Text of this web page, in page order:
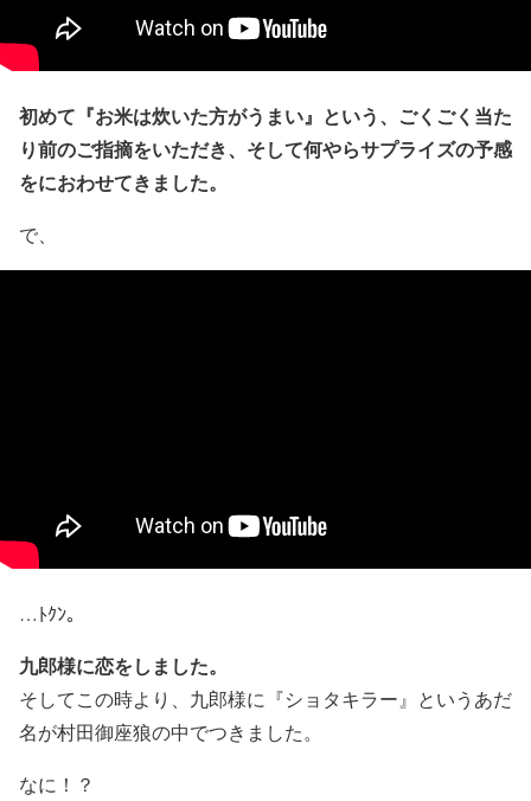
初めて『お米は炊いた方がうまい』という、ごくごく当た
り前のご指摘をいただき、そして何やらサプライズの予感
をにおわせてきました。
で、
…ﾄｸﾝ。
九郎様に恋をしました。
そしてこの時より、九郎様に『ショタキラー』というあだ
名が村田御座狼の中でつきました。
なに！？